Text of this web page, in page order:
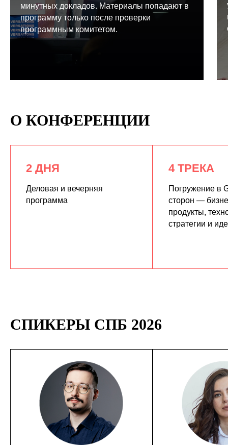
минутных докладов. Материалы попадают в
программу только после проверки
программным комитетом.
О КОНФЕРЕНЦИИ
2 ДНЯ
Деловая и вечерняя
программа
4 ТРЕКА
Погружение в
сторон —
продукты,
стратегии и
СПИКЕРЫ СПБ 2026